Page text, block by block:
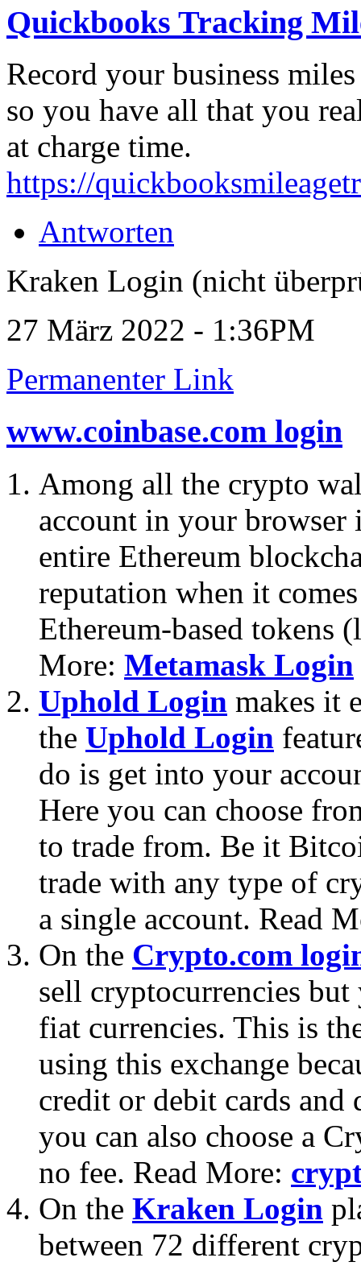
Quickbooks Tracking
Record your business
so you have all that you
at charge time.
https://
Antworten
Kraken Login (nicht
27 März 2022 - 1:36PM
Permanenter Link
www.coinbase.com login
Among all the crypto
account in your browser
entire Ethereum
reputation when it
Ethereum-based tokens
More: Metamask Login
Uphold Login makes it
the Uphold Login
do is get into your
Here you can choose
to trade from. Be it
trade with any type of
a single account. Read
On the Crypto.com
sell cryptocurrencies
fiat currencies. This is
using this exchange
credit or debit cards and
you can also choose a
no fee. Read More:
On the Kraken Login
between 72 different